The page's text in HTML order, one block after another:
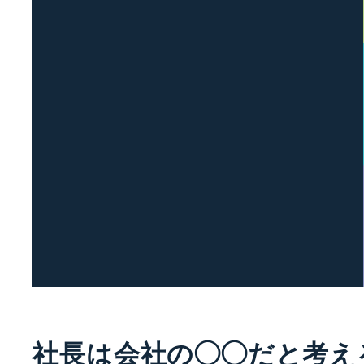
社長は会社の◯◯だと考え